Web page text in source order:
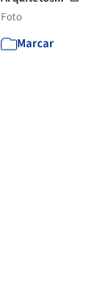
Foto
Marcar